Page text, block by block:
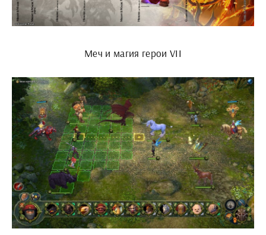
Меч и магия герои VII